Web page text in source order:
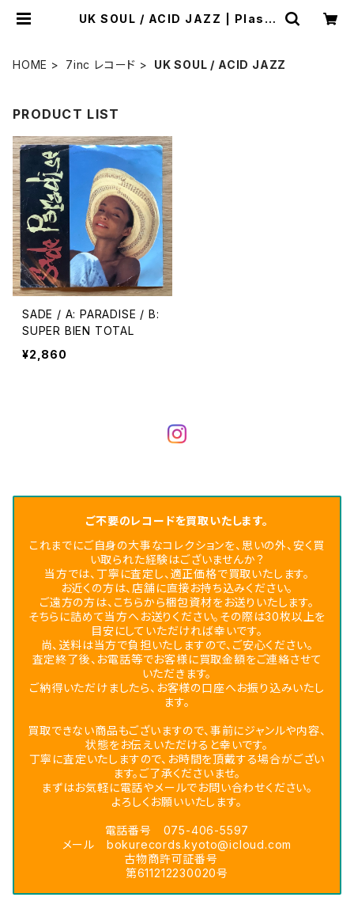
UK SOUL / ACID JAZZ | Plasti
HOME 7inc レコード UK SOUL / ACID JAZZ
PRODUCT LIST
SADE / A: PARADISE / B:
SUPER BIEN TOTAL
¥2,860
ご不要のレコードを買取いたします。
これまでにご自身の大事なコレクションを、思いの外、安く買
い取られた経験はございませんか？
当方では、丁寧に査定し、適正価格で買取いたします。
お近くの方は、店舗に直接お持ち込みください。
ご遠方の方は、こちらから梱包資材をお送りいたします。
そちらに詰めて当方へお送りください。その際は30枚以上を
目安にしていただければ幸いです。
尚、送料は当方で負担いたしますので、ご安心ください。
査定終了後、お電話等でお客様に買取金額をご連絡させて
いただきます。
ご納得いただけましたら、お客様の口座へお振り込みいたし
ます。
買取できない商品もございますので、事前にジャンルや内容、
状態をお伝えいただけると幸いです。
丁寧に査定いたしますので、お時間を頂戴する場合がござい
ます。ご了承くださいませ。
まずはお気軽に電話やメールでお問い合わせください。
よろしくお願いいたします。
電話番号 075-406-5597
メール bokurecords.kyoto@icloud.com
古物商許可証番号
第611212230020号